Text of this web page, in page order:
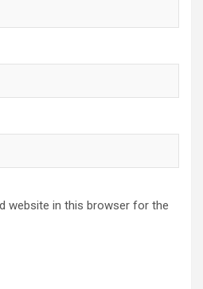
website in this browser for the